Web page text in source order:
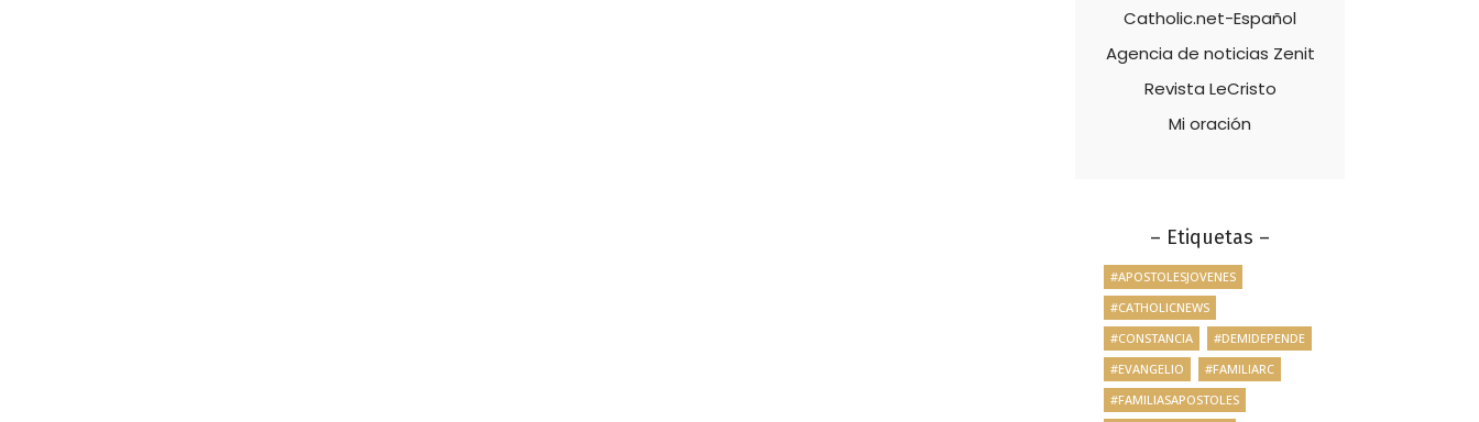
Catholic.net-Español
Agencia de noticias Zenit
Revista LeCristo
Mi oración
– Etiquetas –
#APOSTOLESJOVENES
#CATHOLICNEWS
#CONSTANCIA
#DEMIDEPENDE
#EVANGELIO
#FAMILIARC
#FAMILIASAPOSTOLES